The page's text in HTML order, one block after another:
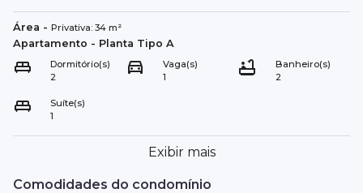
Área - Privativa: 34 m²
Apartamento - Planta Tipo A
Dormitório(s)
2
Vaga(s)
1
Banheiro(s)
2
Suíte(s)
1
Exibir mais
Comodidades do condomínio